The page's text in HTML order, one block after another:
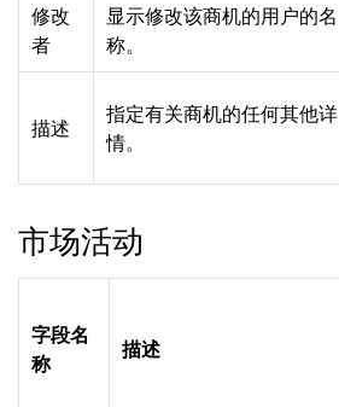
修改
者
显示修改该商机的用户的名
称。
描述
指定有关商机的任何其他详
情。
市场活动
字段名
称
描述